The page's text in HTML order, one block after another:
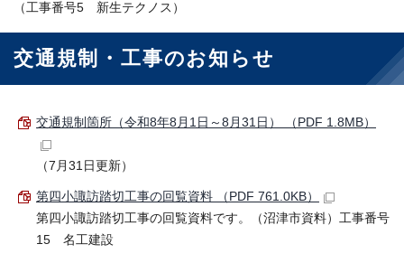
（工事番号5 新生テクノス）
交通規制・工事のお知らせ
交通規制箇所（令和8年8月1日～8月31日） （PDF 1.8MB）
（7月31日更新）
第四小諏訪踏切工事の回覧資料 （PDF 761.0KB）
第四小諏訪踏切工事の回覧資料です。（沼津市資料）工事番号
15 名工建設